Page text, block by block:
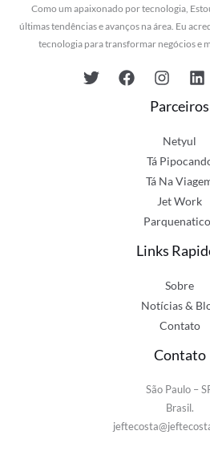
Como um apaixonado por tecnologia,
últimas tendências e avanços na área. Eu
tecnologia para transformar negócios e
Parceiros
Netyul
Tá
Tá Na
Jet Work
Links
Sobre
Notícias &
Contato
Contato
São Paulo –
Brasil.